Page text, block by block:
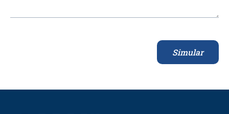
Simular